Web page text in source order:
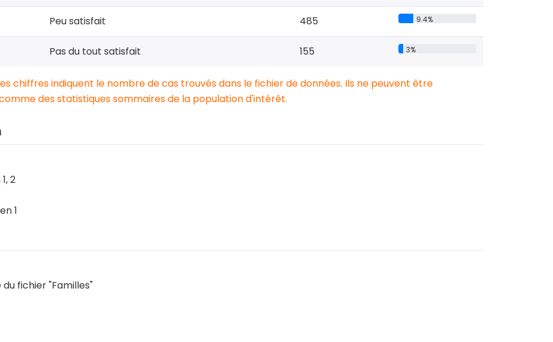
Peu satisfait 485 9.4%
Pas du tout satisfait 155 3%
chiffres indiquent le nombre de cas trouvés dans le fichier de données. Ils ne peuvent être
des statistiques sommaires de la population d'intérêt.
2
1
fichier "Familles"